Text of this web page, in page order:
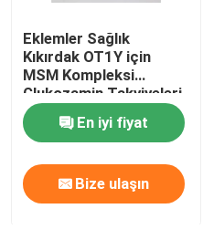
Eklemler Sağlık
Kıkırdak OT1Y için
MSM Kompleksi
Glukozamin Takviyeleri
Tablet
En iyi fiyat
Bize ulaşın